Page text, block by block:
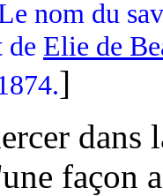
nom du
de Elie de
]
façon